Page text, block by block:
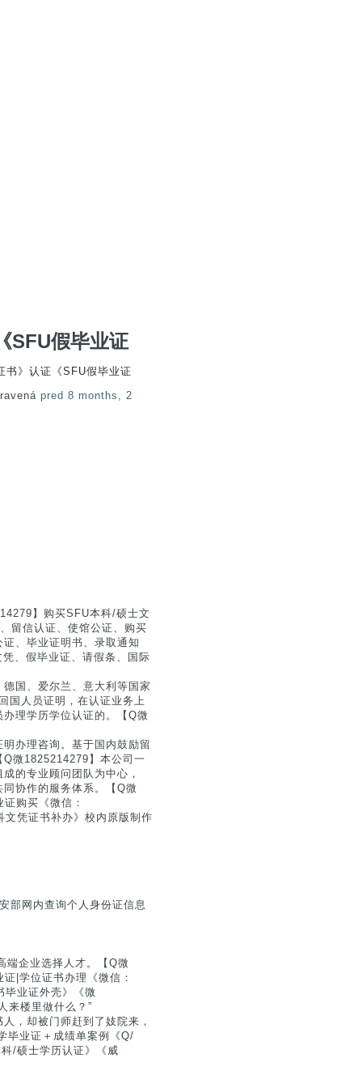
SFU假毕业证
书》认证《SFU假毕业证
pred 8 months, 2
】购买SFU本科/硕士文
留信认证、使馆公证、购买
、毕业证明书、录取通知
、假毕业证、请假条、国际
国、爱尔兰、意大利等国家
国人员证明，在认证业务上
理学历学位认证的。【Q微
办理咨询。基于国内鼓励留
微1825214279】本公司一
的专业顾问团队为中心，
协作的服务体系。【Q微
购买《微信：
凭证书补办》校内原版制作
部网内查询个人身份证信息
端企业选择人才。【Q微
|学位证书办理《微信：
业证外壳》《微
来楼里做什么？”
，却被门师赶到了妓院来，
毕业证＋成绩单案例《Q/
/硕士学历认证》《威